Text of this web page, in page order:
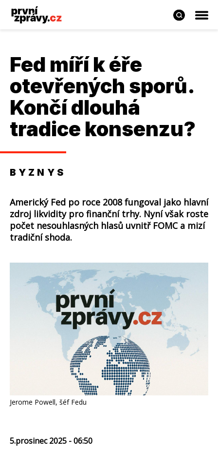
Fed míří k éře
otevřených sporů.
Končí dlouhá
tradice konsenzu?
BYZNYS
Americký Fed po roce 2008 fungoval jako hlavní
zdroj likvidity pro finanční trhy. Nyní však roste
počet nesouhlasných hlasů uvnitř FOMC a mizí
tradiční shoda.
Jerome Powell, šéf Fedu
5.prosinec 2025 - 06:50